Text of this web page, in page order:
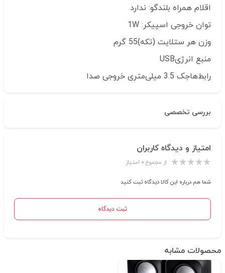
اقلام همراه بلندگو: ندارد
توان خروجی اسپیکر: 1W
وزن هر ستلایت (تکه)55 گرم
منبع انرژیUSB
رابط‌هاجک 3.5 میلی‌متری خروجی صدا
بررسی تخصصی
امتیاز و دیدگاه کاربران
از مجموع ۰ امتیاز
شما هم درباره این کالا دیدگاه ثبت کنید
ثبت دیدگاه
محصولات مشابه